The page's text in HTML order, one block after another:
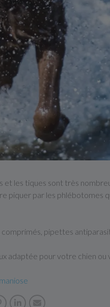
et les tiques sont très
piquer par les
pipettes
adaptée pour votre chien ou